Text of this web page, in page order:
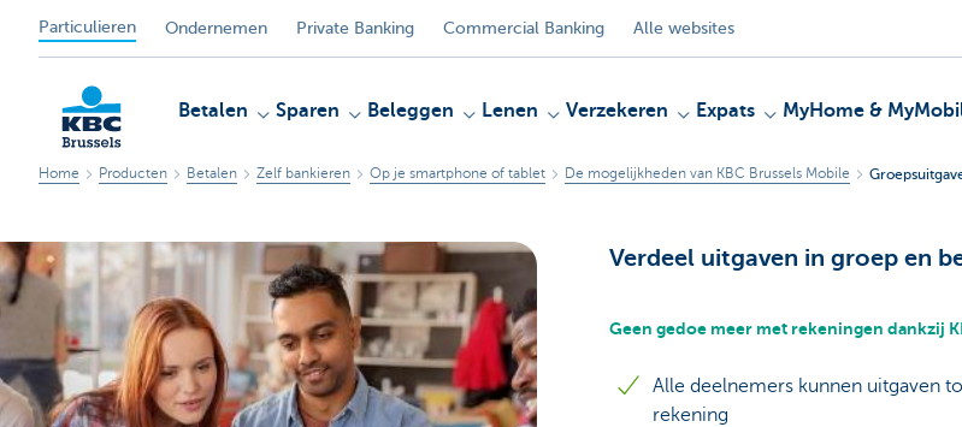
Particulieren Ondernemen Private Banking Commercial Banking Alle websites
KBC
Betalen Sparen Beleggen Lenen Verzekeren Expats MyHome &
Home Producten Betalen Zelf bankieren Op je smartphone of tablet De mogelijkheden van KBC Brussels Mobile
Verdeel uitgaven in groep en
Geen gedoe meer met rekeningen dankzij
Alle deelnemers kunnen uitgaven
rekening